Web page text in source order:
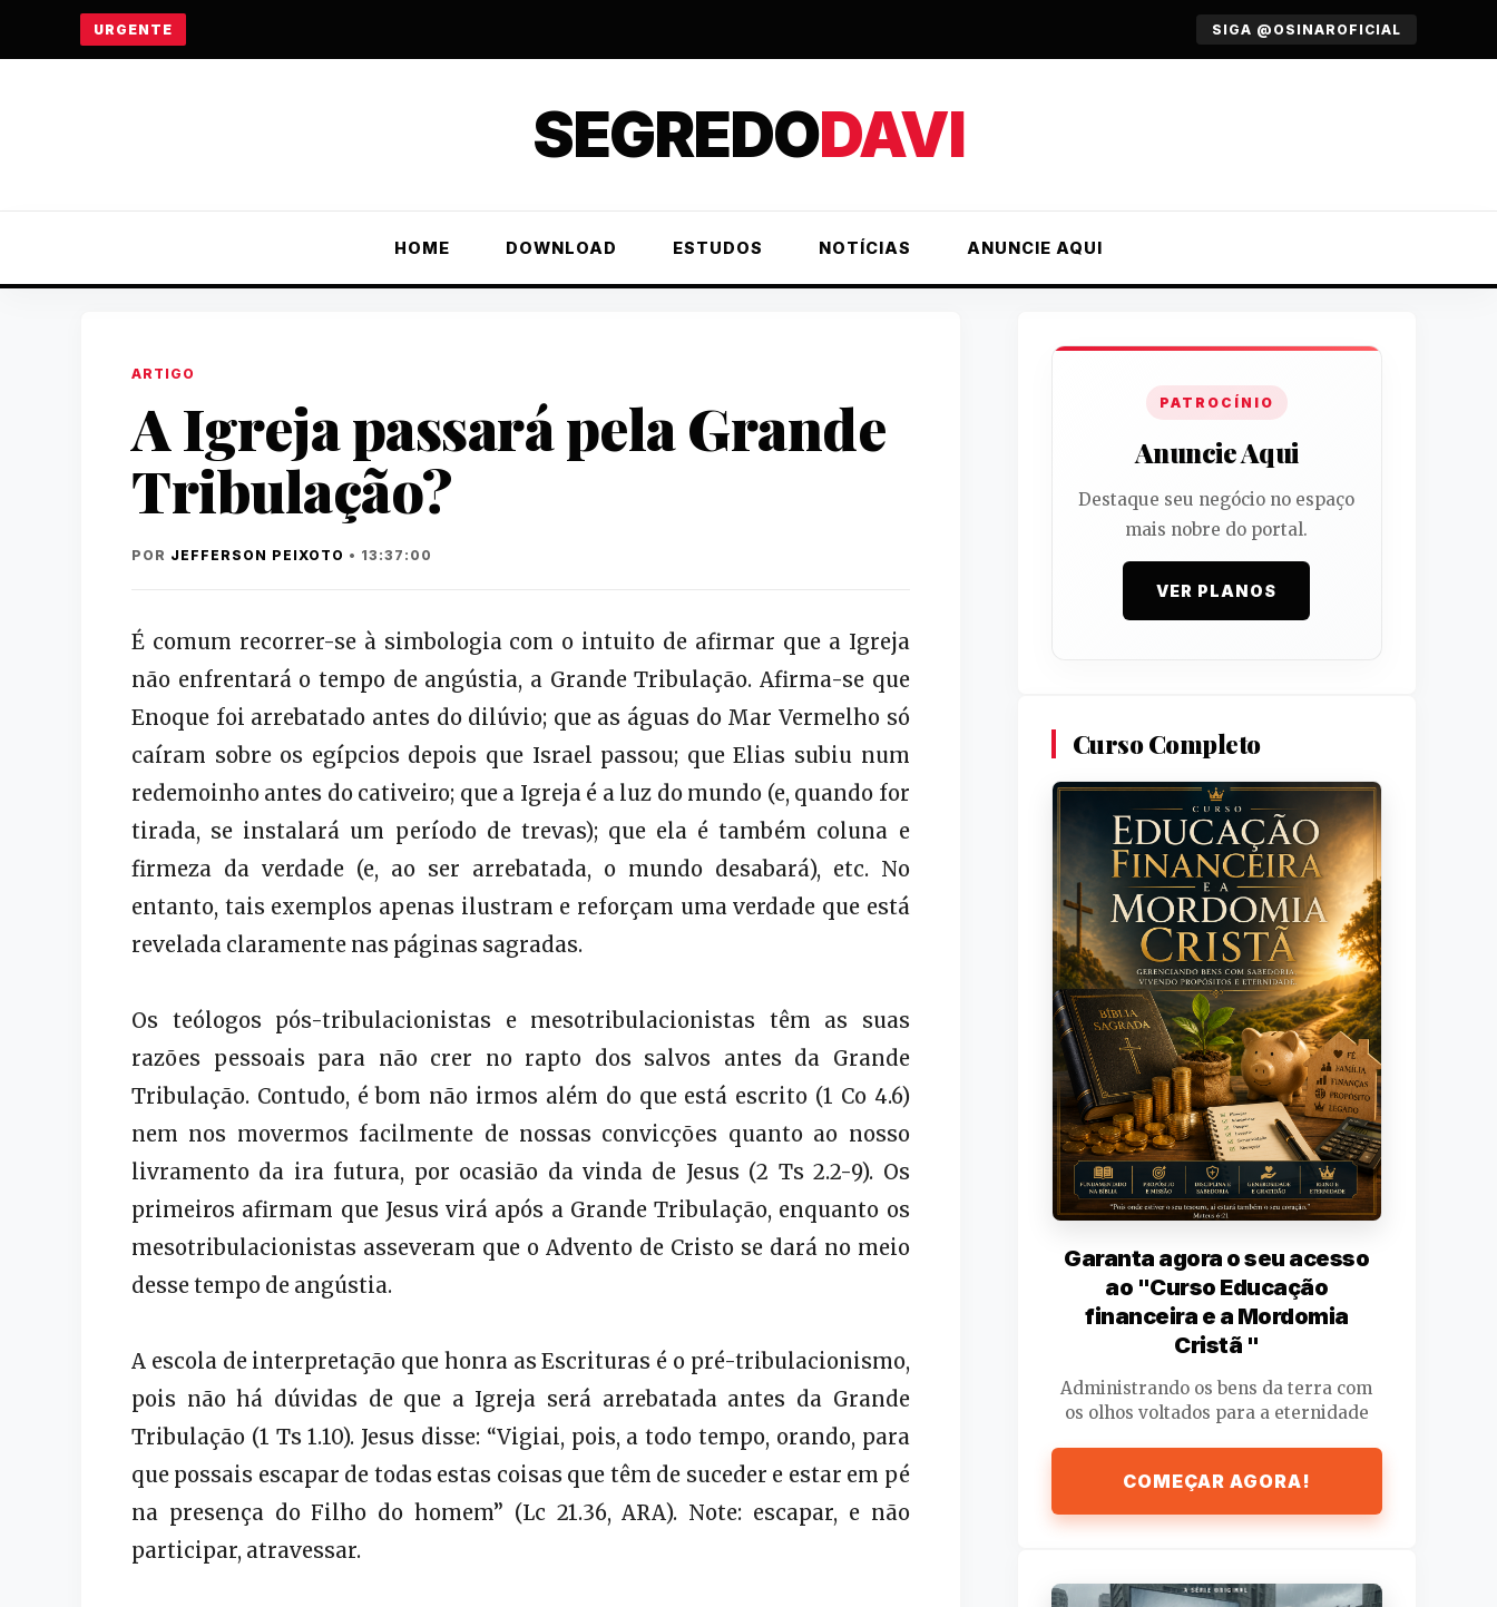
URGENTE SIGA @OSINAROFICIAL
SEGREDODAVI
HOME DOWNLOAD ESTUDOS NOTÍCIAS ANUNCIE AQUI
ARTIGO
A Igreja passará pela Grande
Tribulação?
POR JEFFERSON PEIXOTO • 13:37:00
É comum recorrer-se à simbologia com o intuito de afirmar que a Igreja
não enfrentará o tempo de angústia, a Grande Tribulação. Afirma-se que
Enoque foi arrebatado antes do dilúvio; que as águas do Mar Vermelho só
caíram sobre os egípcios depois que Israel passou; que Elias subiu num
redemoinho antes do cativeiro; que a Igreja é a luz do mundo (e, quando for
tirada, se instalará um período de trevas); que ela é também coluna e
firmeza da verdade (e, ao ser arrebatada, o mundo desabará), etc. No
entanto, tais exemplos apenas ilustram e reforçam uma verdade que está
revelada claramente nas páginas sagradas.
Os teólogos pós-tribulacionistas e mesotribulacionistas têm as suas
razões pessoais para não crer no rapto dos salvos antes da Grande
Tribulação. Contudo, é bom não irmos além do que está escrito (1 Co 4.6)
nem nos movermos facilmente de nossas convicções quanto ao nosso
livramento da ira futura, por ocasião da vinda de Jesus (2 Ts 2.2-9). Os
primeiros afirmam que Jesus virá após a Grande Tribulação, enquanto os
mesotribulacionistas asseveram que o Advento de Cristo se dará no meio
desse tempo de angústia.
A escola de interpretação que honra as Escrituras é o pré-tribulacionismo,
pois não há dúvidas de que a Igreja será arrebatada antes da Grande
Tribulação (1 Ts 1.10). Jesus disse: “Vigiai, pois, a todo tempo, orando, para
que possais escapar de todas estas coisas que têm de suceder e estar em pé
na presença do Filho do homem” (Lc 21.36, ARA). Note: escapar, e não
participar, atravessar.
PATROCÍNIO
Anuncie Aqui
Destaque seu negócio no espaço
mais nobre do portal.
VER PLANOS
Curso Completo
Garanta agora o seu acesso
ao "Curso Educação
financeira e a Mordomia
Cristã "
Administrando os bens da terra com
os olhos voltados para a eternidade
COMEÇAR AGORA!